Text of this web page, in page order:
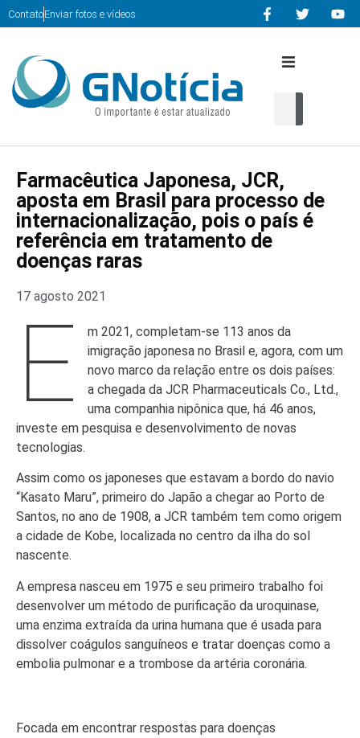
ContatoEnviar fotos e vídeos
Início
Editorias
Cultura
Serviços
home
Farmacêutica Japonesa, JCR,
aposta em Brasil para processo de
internacionalização, pois o país é
referência em tratamento de
doenças raras
17 agosto 2021
E
m 2021, completam-se 113 anos da
imigração japonesa no Brasil e, agora, com um
novo marco da relação entre os dois países:
a chegada da JCR Pharmaceuticals Co., Ltd.,
uma companhia nipônica que, há 46 anos,
investe em pesquisa e desenvolvimento de novas
tecnologias.
Assim como os japoneses que estavam a bordo do navio
“Kasato Maru”, primeiro do Japão a chegar ao Porto de
Santos, no ano de 1908, a JCR também tem como origem
a cidade de Kobe, localizada no centro da ilha do sol
nascente.
A empresa nasceu em 1975 e seu primeiro trabalho foi
desenvolver um método de purificação da uroquinase,
uma enzima extraída da urina humana que é usada para
dissolver coágulos sanguíneos e tratar doenças como a
embolia pulmonar e a trombose da artéria coronária.
Focada em encontrar respostas para doenças